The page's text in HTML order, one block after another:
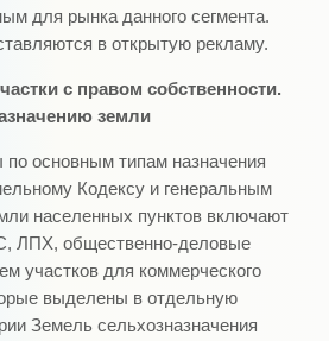
для рынка данного сегмента.
в открытую рекламу.
с правом собственности.
земли
по основным типам назначения
Кодексу и генеральным
населенных пунктов включают
ЛПХ, общественно-деловые
участков для коммерческого
выделены в отдельную
Земель сельхозназначения